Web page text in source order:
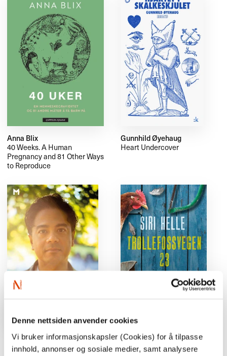
Denne nettsiden anvender cookies
Vi bruker informasjonskapsler (Cookies) for å tilpasse
innhold, annonser og sosiale medier, samt analysere
Anna Blix
40 Weeks. A Human
Pregnancy and 81 Other Ways
to Reproduce
Gunnhild Øyehaug
Heart Undercover
Yohan Shanmugaratnam
We still breathe
Siri Helle
Coming Home